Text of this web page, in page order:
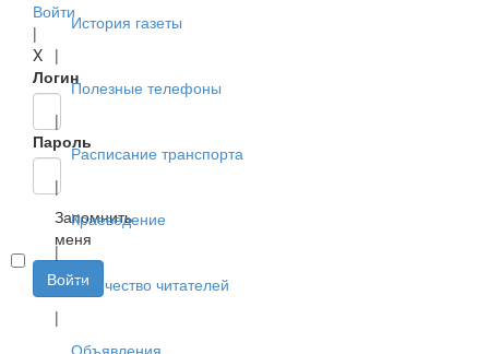
Войти
|
X
Логин
Пароль
Запомнить
меня
Войти
История газеты
|
Полезные телефоны
|
Расписание транспорта
|
Краеведение
|
Творчество читателей
|
Объявления